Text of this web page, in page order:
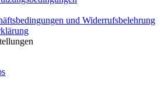
und Widerrufsbelehrung